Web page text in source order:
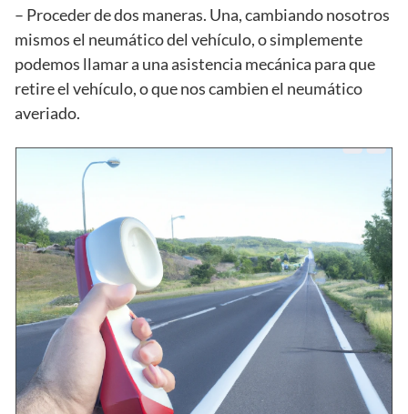
– Proceder de dos maneras. Una, cambiando nosotros
mismos el neumático del vehículo, o simplemente
podemos llamar a una asistencia mecánica para que
retire el vehículo, o que nos cambien el neumático
averiado.